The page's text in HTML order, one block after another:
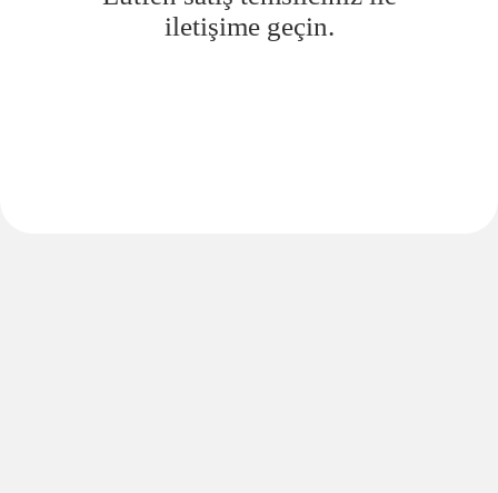
iletişime geçin.